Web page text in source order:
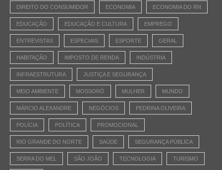
DIREITO DO CONSUMIDOR ECONOMIA ECONOMIA DO RN
EDUCAÇÃO EDUCAÇÃO E CULTURA EMPREGO
ENTREVISTAS ESPECIAIS ESPORTE GERAL
HABITAÇÃO IMPOSTO DE RENDA INDÚSTRIA
INFRAESTRUTURA JUSTIÇA E SEGURANÇA
MEIO AMBIENTE MOSSORÓ MULHER MUNDO
MÁRCIO ALEXANDRE NEGÓCIOS PEDRINA OLIVEIRA
POLÍCIA POLÍTICA PROMOCIONAL
RIO GRANDE DO NORTE SAÚDE SEGURANÇA PÚBLICA
SERRA DO MEL SÃO JOÃO TECNOLOGIA TURISMO